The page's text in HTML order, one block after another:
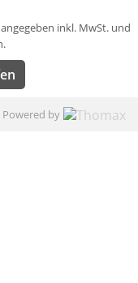
inkl. MwSt. und
Powered by